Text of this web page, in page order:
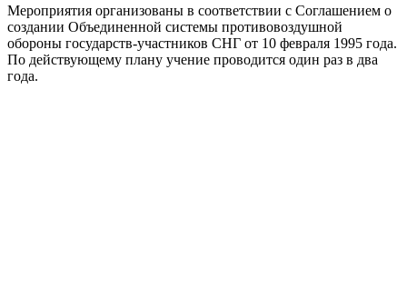
Мероприятия организованы в соответствии с Соглашением о
создании Объединенной системы противовоздушной
обороны государств-участников СНГ от 10 февраля 1995 года.
По действующему плану учение проводится один раз в два
года.